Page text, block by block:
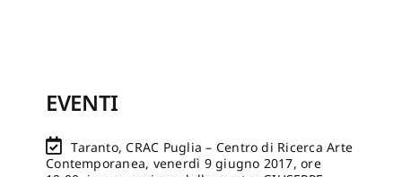
EVENTI
Taranto, CRAC Puglia – Centro di Ricerca Arte
Contemporanea, venerdì 9 giugno 2017, ore